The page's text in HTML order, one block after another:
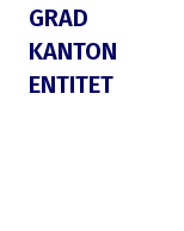
GRAD
KANTON
ENTITET